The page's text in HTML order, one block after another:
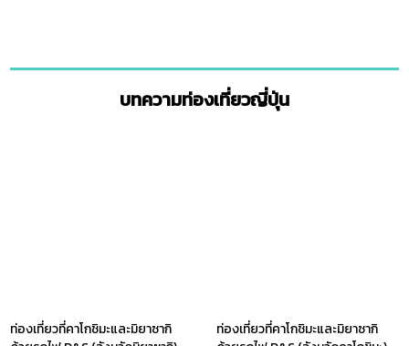
บทความท่องเที่ยวญี่ปุ่น
ท่องเที่ยวที่คาโกชิมะและมิยาซากิ
ท่องเที่ยวที่คาโกชิมะและมิยาซากิ